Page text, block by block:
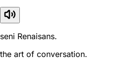
seni Renaisans.
the art of conversation.